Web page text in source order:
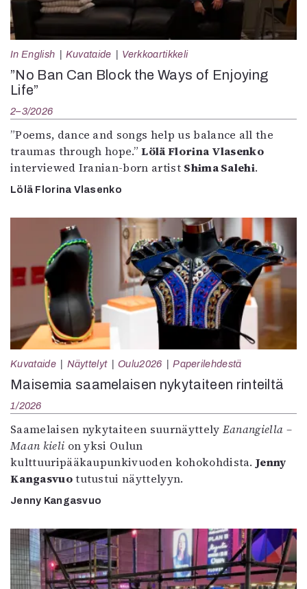
In English Kuvataide Verkkoartikkeli
”No Ban Can Block the Ways of Enjoying
Life”
2–3/2026
”Poems, dance and songs help us balance all the
traumas through hope.”Lölä Florina Vlasenko
interviewed Iranian-born artist Shima Salehi.
Lölä Florina Vlasenko
Kuvataide Näyttelyt Oulu2026 Paperilehdestä
Maisemia saamelaisen nykytaiteen rinteiltä
1/2026
Saamelaisen nykytaiteen suurnäyttely Eanangiella –
Maan kieli on yksi Oulun
kulttuuripääkaupunkivuoden kohokohdista.Jenny
Kangasvuotutustui näyttelyyn.
Jenny Kangasvuo